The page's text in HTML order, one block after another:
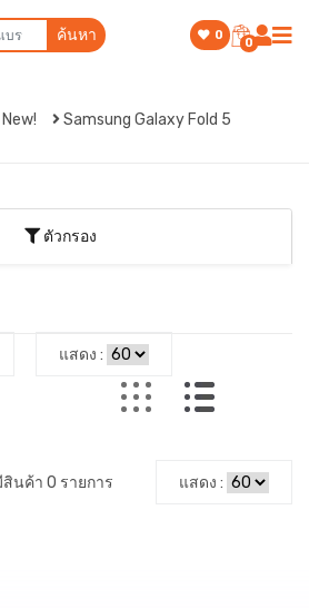
ค้นหา 0
0
Samsung Galaxy Fold 5
ตัวกรอง
แสดง :
สินค้า 0 รายการ แสดง :